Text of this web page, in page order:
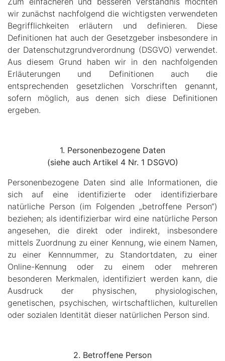
wir zunächst nachfolgend die wichtigsten verwendeten
Begrifflichkeiten erläutern und definieren. Diese
Definitionen hat auch der Gesetzgeber insbesondere in
der Datenschutzgrundverordnung (DSGVO) verwendet.
Aus diesem Grund haben wir in den nachfolgenden
Erläuterungen und Definitionen auch die
entsprechenden gesetzlichen Vorschriften genannt,
sofern möglich, aus denen sich diese Definitionen
ergeben.
1. Personenbezogene Daten
(siehe auch Artikel 4 Nr. 1 DSGVO)
Personenbezogene Daten sind alle Informationen, die
sich auf eine identifizierte oder identifizierbare
natürliche Person (im Folgenden „betroffene Person“)
beziehen; als identifizierbar wird eine natürliche Person
angesehen, die direkt oder indirekt, insbesondere
mittels Zuordnung zu einer Kennung, wie einem Namen,
zu einer Kennnummer, zu Standortdaten, zu einer
Online-Kennung oder zu einem oder mehreren
besonderen Merkmalen, identifiziert werden kann, die
Ausdruck der physischen, physiologischen,
genetischen, psychischen, wirtschaftlichen, kulturellen
oder sozialen Identität dieser natürlichen Person sind.
2. Betroffene Person